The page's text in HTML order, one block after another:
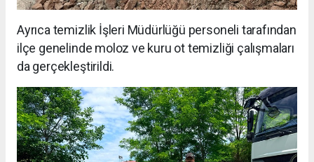
Ayrıca temizlik İşleri Müdürlüğü personeli tarafından
ilçe genelinde moloz ve kuru ot temizliği çalışmaları
da gerçekleştirildi.